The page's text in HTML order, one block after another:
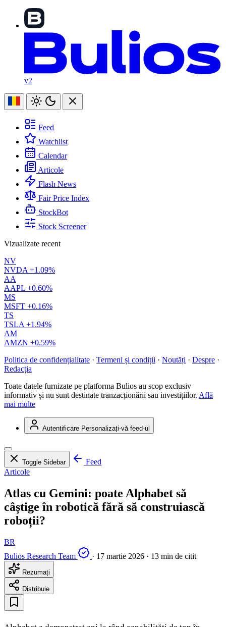
v2
Feed
Watchlist
Calendar
Articole
Flash News
Fair Price Index
StockBot
Stock Screener
Vizualizate recent
NV
NVDA +1.09%
AA
AAPL +0.60%
MS
MSFT +0.16%
TS
TSLA +1.94%
AM
AMZN +0.59%
Politica de confidențialitate · Termeni și condiții · Noutăți · Despre ·
Redacția
Toate datele furnizate pe platforma Bulios au scop exclusiv
informativ și nu sunt destinate tranzacționării sau investițiilor. Află
mai multe
Autentificare Personalizați-vă feed-ul
Toggle Sidebar
Feed
Articole
Atlas cu Gemini: poate Alphabet să
câștige în robotică fără să construiască
roboții?
BR
Bulios Research Team
· 17 martie 2026 · 13 min de citit
Rezumați
Distribuie